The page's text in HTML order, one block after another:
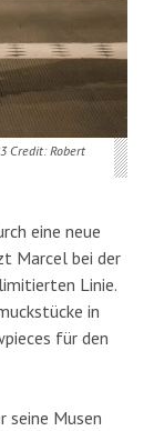
Credit: Robert
eine neue
Marcel bei der
Linie.
in
für den
seine Musen